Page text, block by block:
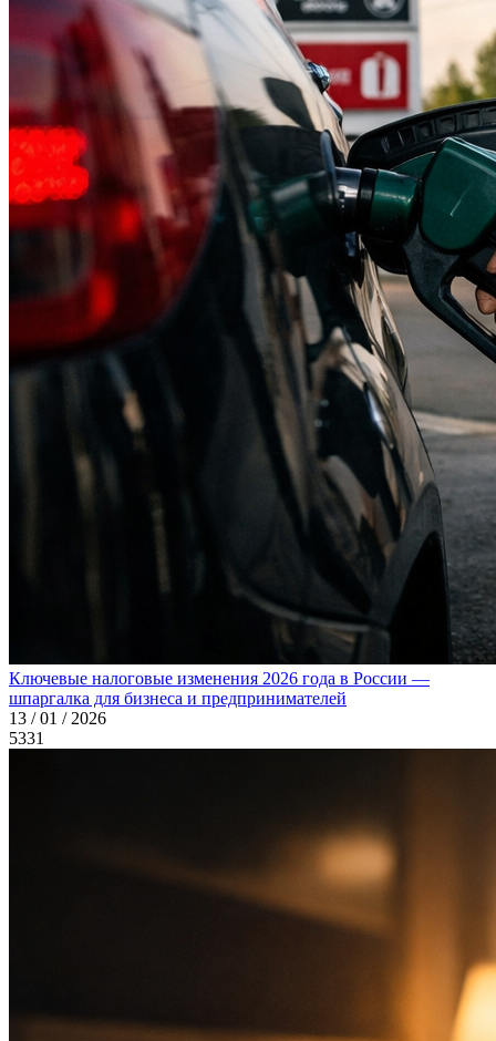
Ключевые налоговые изменения 2026 года в России —
шпаргалка для бизнеса и предпринимателей
13 / 01 / 2026
5331